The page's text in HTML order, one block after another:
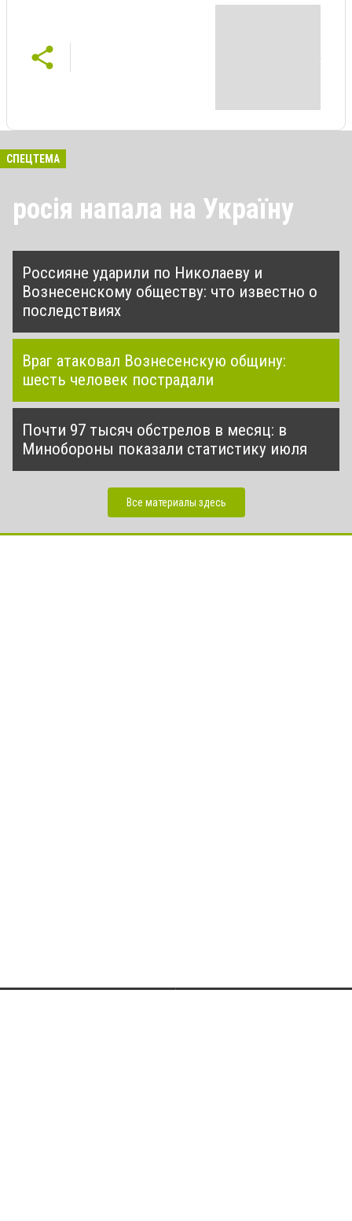
СПЕЦТЕМА
росія напала на Україну
Россияне ударили по Николаеву и
Вознесенскому обществу: что известно о
последствиях
Враг атаковал Вознесенскую общину:
шесть человек пострадали
Почти 97 тысяч обстрелов в месяц: в
Минобороны показали статистику июля
Все материалы здесь